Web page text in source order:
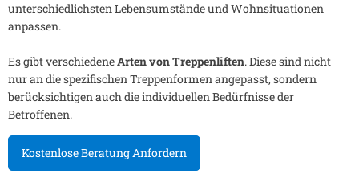
unterschiedlichsten Lebensumstände und Wohnsituationen
anpassen.
Es gibt verschiedeneArten von Treppenliften. Diese sind nicht
nur an die spezifischen Treppenformen angepasst, sondern
berücksichtigen auch die individuellen Bedürfnisse der
Betroffenen.
Kostenlose Beratung Anfordern